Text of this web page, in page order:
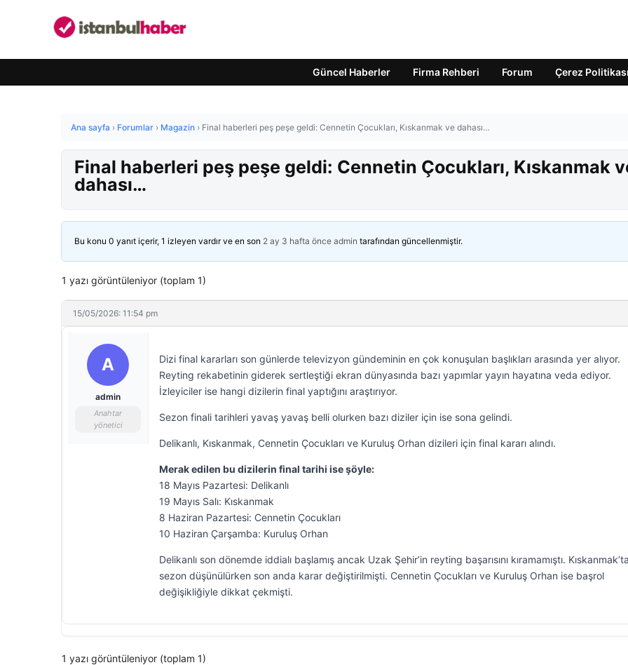
Güncel Haberler Firma Rehberi Forum Çerez Politikası
Ana sayfa › Forumlar › Magazin › Final haberleri peş peşe geldi: Cennetin Çocukları, Kıskanmak ve dahası…
Final haberleri peş peşe geldi: Cennetin Çocukları, Kıskanmak
dahası…
Bu konu 0 yanıt içerir, 1 izleyen vardır ve en son 2 ay 3 hafta önce admin tarafından güncellenmiştir.
1 yazı görüntüleniyor (toplam 1)
15/05/2026: 11:54 pm
A
admin
Anahtar
yönetici
Dizi final kararları son günlerde televizyon gündeminin en çok konuşulan başlıkları arasında yer alıyor.
Reyting rekabetinin giderek sertleştiği ekran dünyasında bazı yapımlar yayın hayatına veda ediyor.
İzleyiciler ise hangi dizilerin final yaptığını araştırıyor.
Sezon finali tarihleri yavaş yavaş belli olurken bazı diziler için ise sona gelindi.
Delikanlı, Kıskanmak, Cennetin Çocukları ve Kuruluş Orhan dizileri için final kararı alındı.
Merak edilen bu dizilerin final tarihi ise şöyle:
18 Mayıs Pazartesi: Delikanlı
19 Mayıs Salı: Kıskanmak
8 Haziran Pazartesi: Cennetin Çocukları
10 Haziran Çarşamba: Kuruluş Orhan
Delikanlı son dönemde iddialı başlamış ancak Uzak Şehir’in reyting başarısını kıramamıştı.
sezon düşünülürken son anda karar değiştirilmişti. Cennetin Çocukları ve Kuruluş Orhan ise başrol
değişikliğiyle dikkat çekmişti.
1 yazı görüntüleniyor (toplam 1)